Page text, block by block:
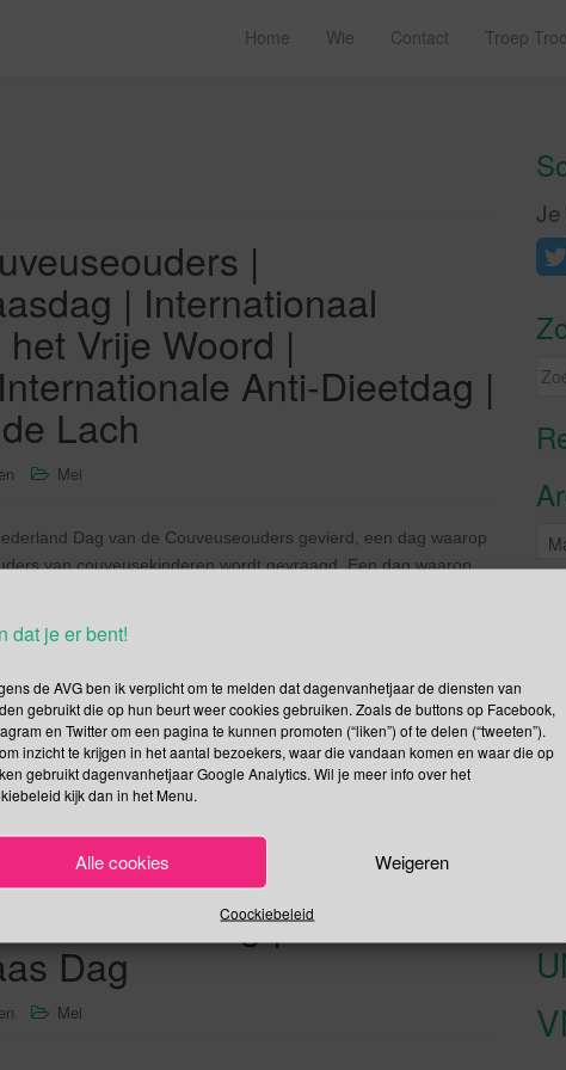
dat je er bent!
de AVG ben ik verplicht om te melden dat dagenvanhetjaar de diensten van
gebruikt die op hun beurt weer cookies gebruiken. Zoals de buttons op Facebook,
en Twitter om een pagina te kunnen promoten (“liken”) of te delen (“tweeten”).
inzicht te krijgen in het aantal bezoekers, waar die vandaan komen en waar die op
gebruikt dagenvanhetjaar Google Analytics. Wil je meer info over het
kijk dan in het Menu.
Alle cookies Weigeren
Coockiebeleid
Home Wie Contact Troep
|
| Internationaal
Vrije Woord |
Anti-Dieetdag |
Lach
Mei
Dag van de Couveuseouders gevierd, een dag waarop
van couveusekinderen wordt gevraagd. Een dag waarop
verloren. De Amerikaanse Parents of Preemies Day
Woord | Nationale
dag van het naakt
Anti-Dieetdag |
Dag
Mei
19-